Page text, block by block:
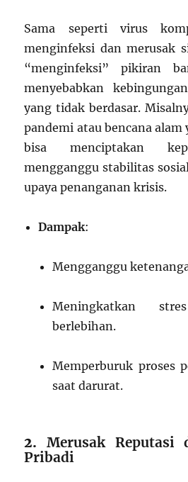
Sama seperti virus
menginfeksi dan merusak
“menginfeksi” pikiran
menyebabkan
yang tidak berdasar.
pandemi atau bencana
bisa menciptakan
mengganggu stabilitas
upaya penanganan krisis.
Dampak:
Mengganggu
Meningkatkan
berlebihan.
Memperburuk proses
saat darurat.
2. Merusak Reputasi
Pribadi